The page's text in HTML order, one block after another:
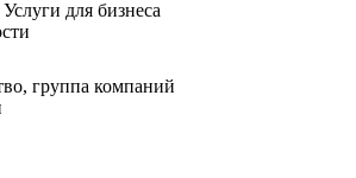
для бизнеса
группа компаний